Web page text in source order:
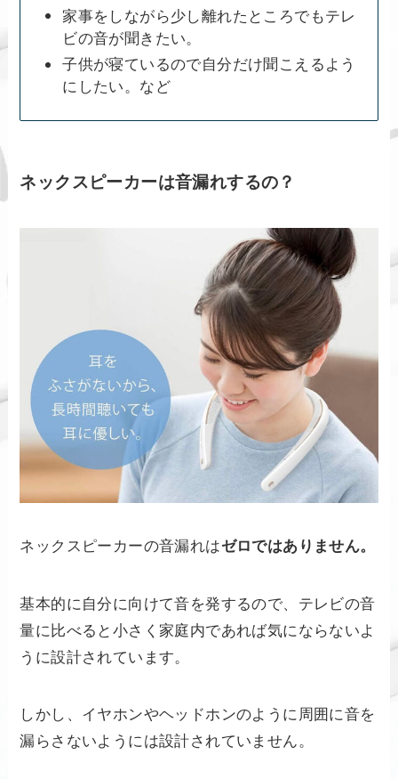
家事をしながら少し離れたところでもテレ
ビの音が聞きたい。
子供が寝ているので自分だけ聞こえるよう
にしたい。など
ネックスピーカーは音漏れするの？
ネックスピーカーの音漏れはゼロではありません。
基本的に自分に向けて音を発するので、テレビの音
量に比べると小さく家庭内であれば気にならないよ
うに設計されています。
しかし、イヤホンやヘッドホンのように周囲に音を
漏らさないようには設計されていません。